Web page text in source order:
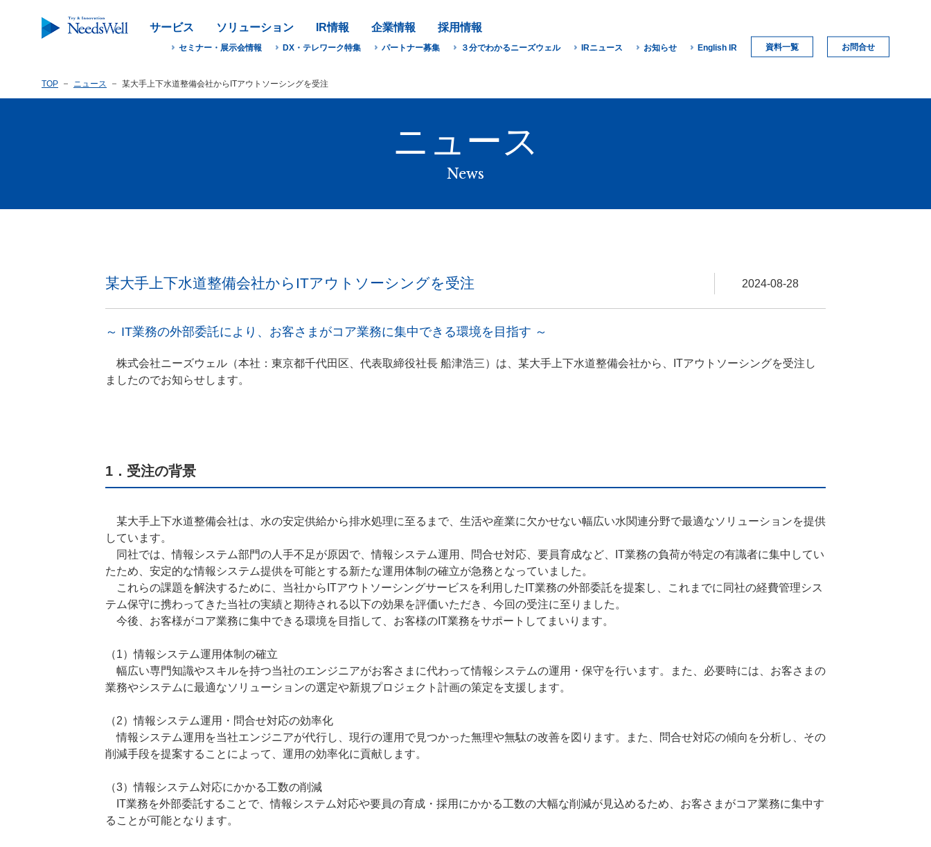
サービス ソリューション IR情報 企業情報 採用情報
セミナー・展示会情報 DX・テレワーク特集 パートナー募集 ３分でわかるニーズウェル IRニュース お知らせ English IR 資料一覧 お問合せ
TOP ニュース 某大手上下水道整備会社からITアウトソーシングを受注
ニュース
News
2024-08-28
某大手上下水道整備会社からITアウトソーシングを受注
～ IT業務の外部委託により、お客さまがコア業務に集中できる環境を目指す ～
株式会社ニーズウェル（本社：東京都千代田区、代表取締役社長 船津浩三）は、某大手上下水道整備会社から、ITアウトソーシングを受注し
ましたのでお知らせします。
1．受注の背景
某大手上下水道整備会社は、水の安定供給から排水処理に至るまで、生活や産業に欠かせない幅広い水関連分野で最適なソリューションを提供
しています。
同社では、情報システム部門の人手不足が原因で、情報システム運用、問合せ対応、要員育成など、IT業務の負荷が特定の有識者に集中してい
たため、安定的な情報システム提供を可能とする新たな運用体制の確立が急務となっていました。
これらの課題を解決するために、当社からITアウトソーシングサービスを利用したIT業務の外部委託を提案し、これまでに同社の経費管理シス
テム保守に携わってきた当社の実績と期待される以下の効果を評価いただき、今回の受注に至りました。
今後、お客様がコア業務に集中できる環境を目指して、お客様のIT業務をサポートしてまいります。
（1）情報システム運用体制の確立
幅広い専門知識やスキルを持つ当社のエンジニアがお客さまに代わって情報システムの運用・保守を行います。また、必要時には、お客さまの
業務やシステムに最適なソリューションの選定や新規プロジェクト計画の策定を支援します。
（2）情報システム運用・問合せ対応の効率化
情報システム運用を当社エンジニアが代行し、現行の運用で見つかった無理や無駄の改善を図ります。また、問合せ対応の傾向を分析し、その
削減手段を提案することによって、運用の効率化に貢献します。
（3）情報システム対応にかかる工数の削減
IT業務を外部委託することで、情報システム対応や要員の育成・採用にかかる工数の大幅な削減が見込めるため、お客さまがコア業務に集中す
ることが可能となります。